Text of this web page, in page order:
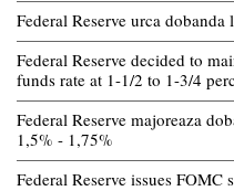
Federal Reserve urca dobanda
Federal Reserve decided to
funds rate at 1-1/2 to 1-3/4
Federal Reserve majoreaza
1,5% - 1,75%
Federal Reserve issues FOMC